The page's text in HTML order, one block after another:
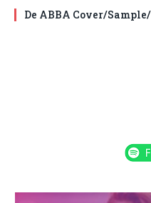
De ABBA Cover/